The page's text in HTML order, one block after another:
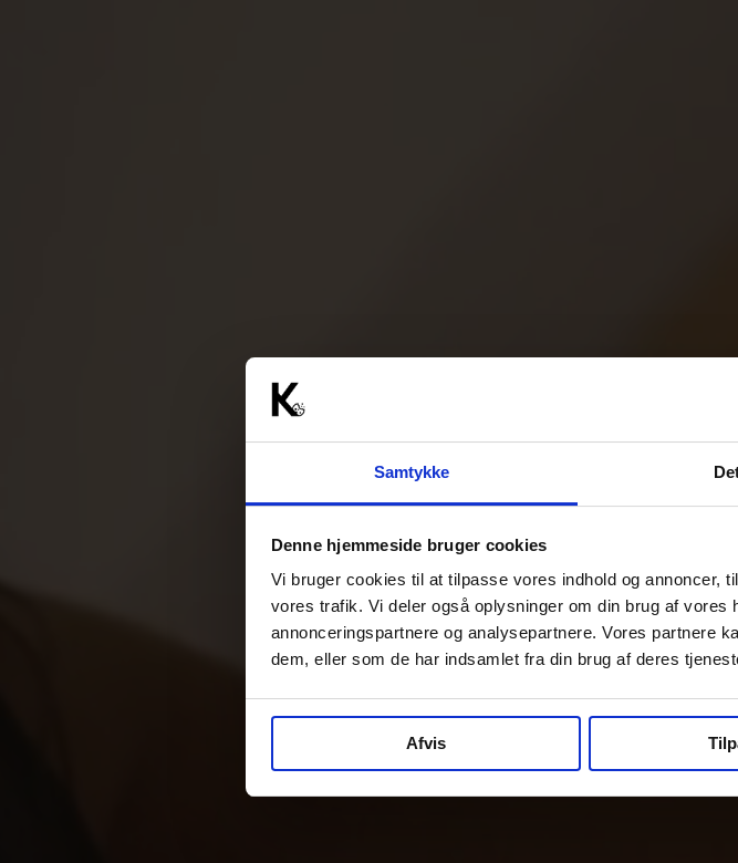
Samtykke
Denne hjemmeside bruger cookies
Vi bruger cookies til at tilpasse vores indhold og annoncer,
vores trafik. Vi deler også oplysninger om din brug af
annonceringspartnere og analysepartnere. Vores partnere
dem, eller som de har indsamlet fra din brug af deres
Afvis